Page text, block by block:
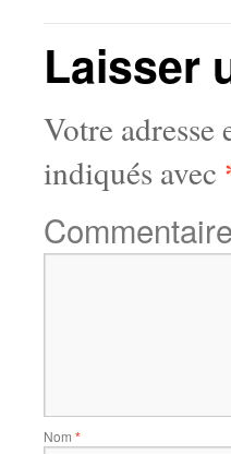
Laisser
Votre adresse
indiqués avec
Commentaire
Nom *